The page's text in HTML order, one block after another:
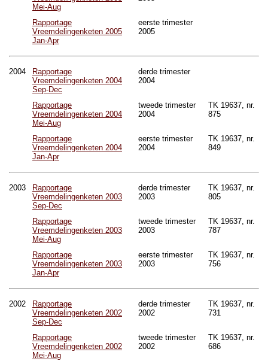
Mei-Aug
Rapportage
Vreemdelingenketen 2005
Jan-Apr
eerste trimester
2005
2004
Rapportage
Vreemdelingenketen 2004
Sep-Dec
derde trimester
2004
Rapportage
Vreemdelingenketen 2004
Mei-Aug
tweede trimester
2004
TK 19637, nr.
875
Rapportage
Vreemdelingenketen 2004
Jan-Apr
eerste trimester
2004
TK 19637, nr.
849
2003
Rapportage
Vreemdelingenketen 2003
Sep-Dec
derde trimester
2003
TK 19637, nr.
805
Rapportage
Vreemdelingenketen 2003
Mei-Aug
tweede trimester
2003
TK 19637, nr.
787
Rapportage
Vreemdelingenketen 2003
Jan-Apr
eerste trimester
2003
TK 19637, nr.
756
2002
Rapportage
Vreemdelingenketen 2002
Sep-Dec
derde trimester
2002
TK 19637, nr.
731
Rapportage
Vreemdelingenketen 2002
Mei-Aug
tweede trimester
2002
TK 19637, nr.
686